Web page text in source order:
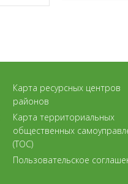
Карта ресурсных центров
районов
Карта территориальных
общественных
(ТОС)
Пользовательское